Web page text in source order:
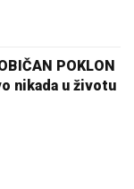
POKLON
nikada u životu